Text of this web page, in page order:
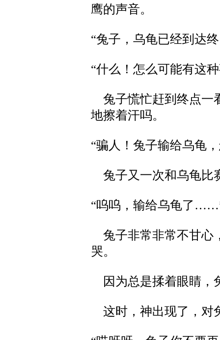
鹰的声音。
“兔子，乌龟已经到达
“什么！怎么可能有这
兔子慌忙赶到终点一
地擦着汗吗。
“骗人！兔子输给乌龟
兔子又一次和乌龟比
“呜呜，输给乌龟了
兔子非常非常不甘心
哭。
因为总是揉着眼睛，
这时，神出现了，对